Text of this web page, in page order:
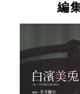
編